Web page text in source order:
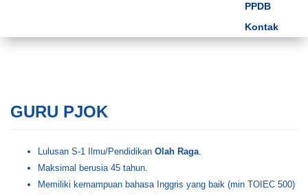
PPDB
Kontak
GURU PJOK
Lulusan S-1 Ilmu/Pendidikan Olah Raga.
Maksimal berusia 45 tahun.
Memiliki kemampuan bahasa Inggris yang baik (min TOIEC 500)